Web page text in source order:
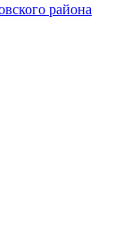
района